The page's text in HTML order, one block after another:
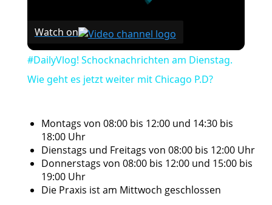
Watch on
#DailyVlog! Schocknachrichten am Dienstag.
Wie geht es jetzt weiter mit Chicago P.D?
Montags von 08:00 bis 12:00 und 14:30 bis
18:00 Uhr
Dienstags und Freitags von 08:00 bis 12:00 Uhr
Donnerstags von 08:00 bis 12:00 und 15:00 bis
19:00 Uhr
Die Praxis ist am Mittwoch geschlossen